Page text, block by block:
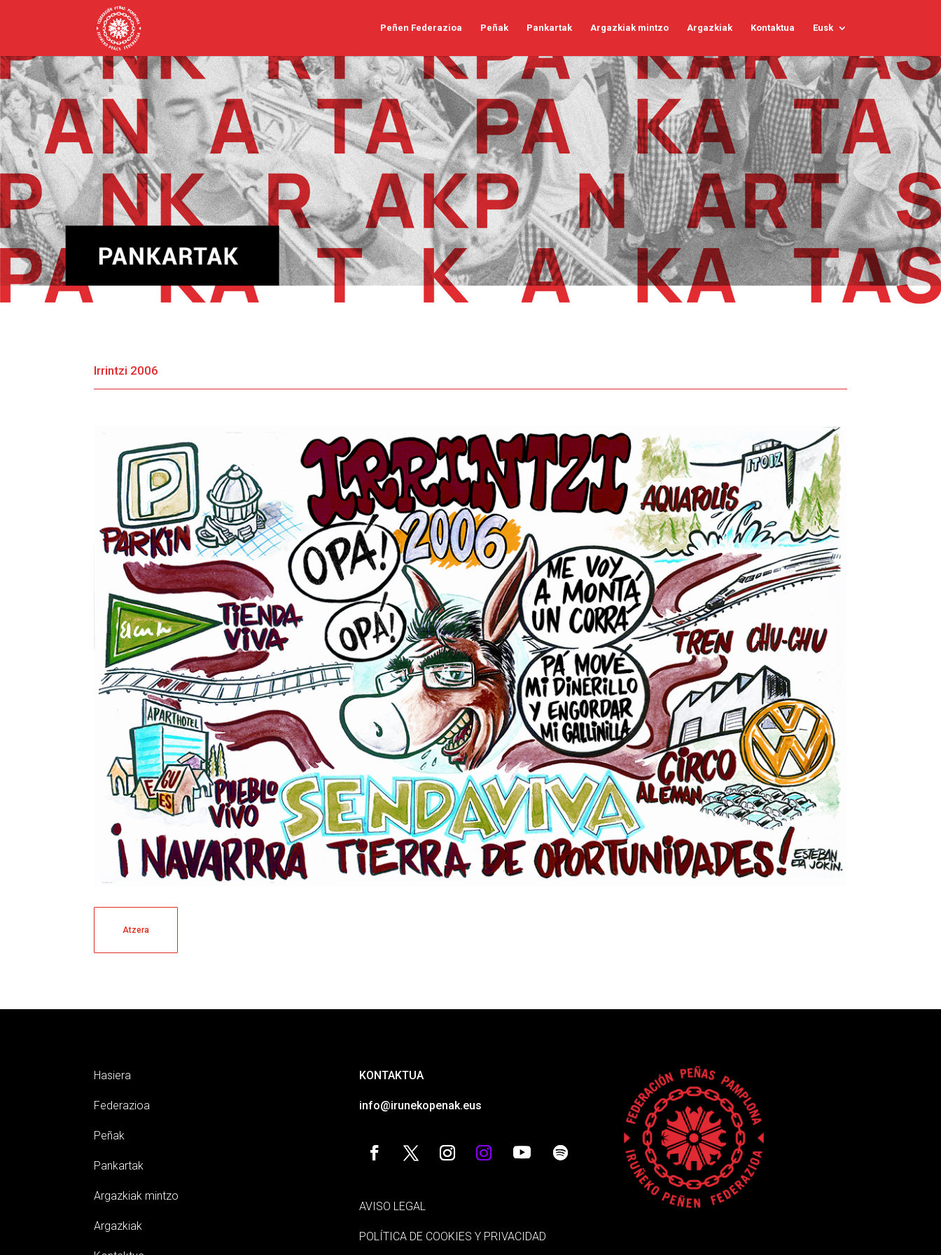
Peñen Federazioa Peñak Pankartak Argazkiak mintzo Argazkiak Kontaktua Eusk
Irrintzi 2006
Atzera
Hasiera
Federazioa
Peñak
Pankartak
Argazkiak mintzo
Argazkiak
KONTAKTUA
info@irunekopenak.eus
AVISO LEGAL
POLÍTICA DE COOKIES Y PRIVACIDAD